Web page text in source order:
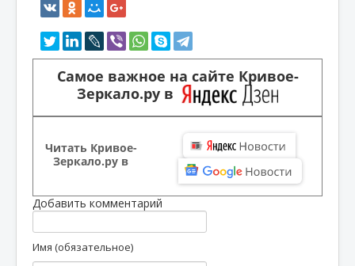
Самое важное на сайте Кривое-
Зеркало.ру в
Читать Кривое-
Зеркало.ру в
Добавить комментарий
Имя (обязательное)